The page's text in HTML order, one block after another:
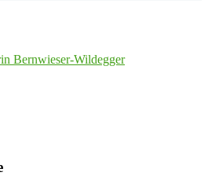
Bernwieser-Wildegger